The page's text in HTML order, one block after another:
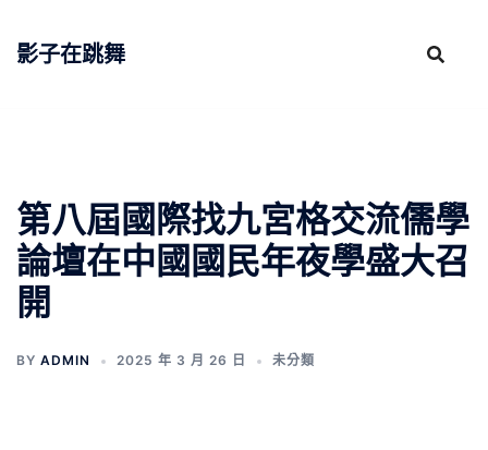
影子在跳舞
第八屆國際找九宮格交流儒學
論壇在中國國民年夜學盛大召
開
BY ADMIN 2025 年 3 月 26 日 未分類